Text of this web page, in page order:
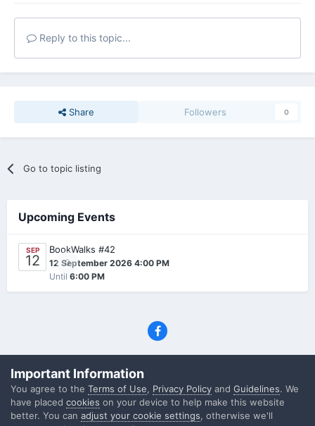
Reply to this topic...
Share Followers 0
Go to topic listing
Upcoming Events
SEP
12 0
BookWalks #42
12 September 2026 4:00 PM
Until 6:00 PM
(C) SFF.gr, All rights reserved
Powered by Invision Community
Important Information
You agree to the Terms of Use, Privacy Policy and Guidelines. We
have placed cookies on your device to help make this website
better. You can adjust your cookie settings, otherwise we'll